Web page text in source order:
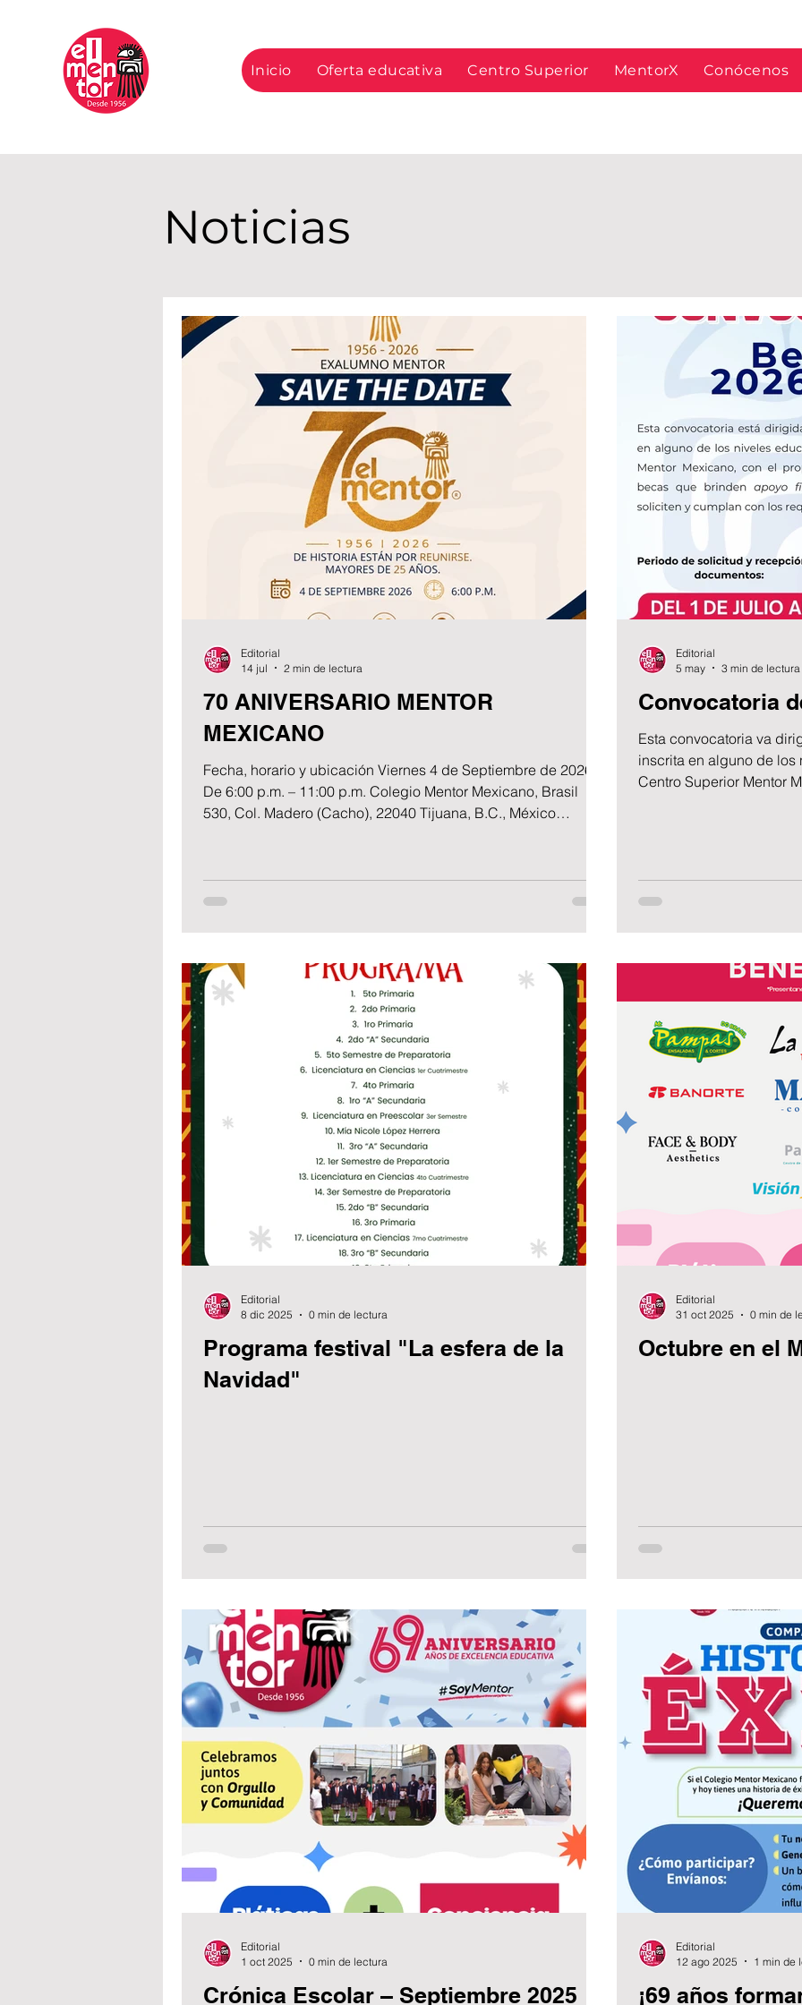
Inicio Oferta educativa Centro Superior MentorX Conócenos
Noticias
70 ANIVERSARIO MENTOR
MEXICANO
Fecha, horario y ubicación Viernes 4 de Septiembre de 2026
De 6:00 p.m. – 11:00 p.m. Colegio Mentor Mexicano, Brasil
530, Col. Madero (Cacho), 22040 Tijuana, B.C., México
décadas, miles de alumnos han pasado por las aulas del
Colegio Mentor Mexicano. Hoy, esos estudiantes son
Editorial
14 jul
2 min de lectura
Convocatoria
Esta convocatoria va
inscrita en alguno de
Centro Superior Mentor
Editorial
5 may
3 min de lectura
Programa festival "La esfera de la
Navidad"
Editorial
8 dic 2025
0 min de lectura
Octubre en el
Editorial
31 oct 2025
0 min de
Crónica Escolar – Septiembre 2025
Editorial
1 oct 2025
0 min de lectura
¡69 años
Editorial
12 ago 2025
1 min de